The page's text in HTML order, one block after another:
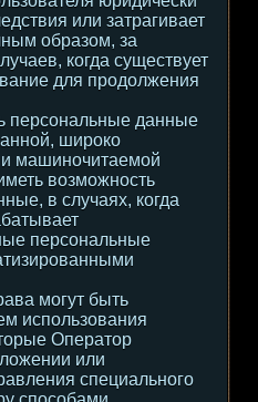
или затрагивает
образом, за
когда существует
для продолжения
персональные данные
широко
и машиночитаемой
возможность
в случаях, когда
персональные
могут быть
использования
Оператор
или
специального